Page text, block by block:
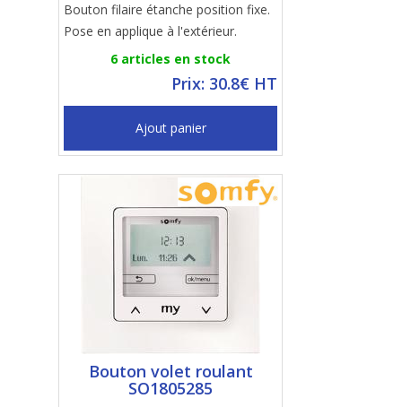
Bouton filaire étanche position fixe.
Pose en applique à l'extérieur.
6 articles en stock
Prix: 30.8€ HT
Ajout panier
Bouton volet roulant
SO1805285